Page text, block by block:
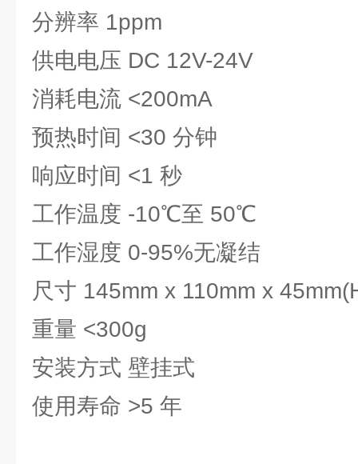
分辨率 1ppm
供电电压 DC 12V-24V
消耗电流 <200mA
预热时间 <30 分钟
响应时间 <1 秒
工作温度 -10℃至 50℃
工作湿度 0-95%无凝结
尺寸 145mm x 110mm x
重量 <300g
安装方式 壁挂式
使用寿命 >5 年